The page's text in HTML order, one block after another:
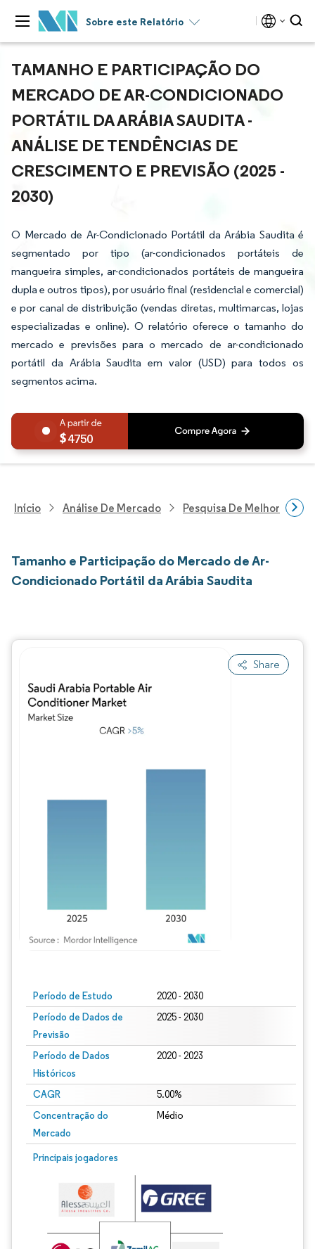
Sobre este Relatório
TAMANHO E PARTICIPAÇÃO DO
MERCADO DE AR-CONDICIONADO
PORTÁTIL DA ARÁBIA SAUDITA -
ANÁLISE DE TENDÊNCIAS DE
CRESCIMENTO E PREVISÃO (2025 -
2030)
O Mercado de Ar-Condicionado Portátil da Arábia Saudita é
segmentado por tipo (ar-condicionados portáteis de
mangueira simples, ar-condicionados portáteis de mangueira
dupla e outros tipos), por usuário final (residencial e comercial)
e por canal de distribuição (vendas diretas, multimarcas, lojas
especializadas e online). O relatório oferece o tamanho do
mercado e previsões para o mercado de ar-condicionado
portátil da Arábia Saudita em valor (USD) para todos os
segmentos acima.
4750
Início Análise De Mercado Pesquisa De Melhorias
Tamanho e Participação do Mercado de Ar-
Condicionado Portátil da Arábia Saudita
Share
Período de Estudo 2020 - 2030
Período de Dados de
Previsão
2025 - 2030
Período de Dados
Históricos
2020 - 2023
CAGR 5.00%
Concentração do
Mercado
Médio
Principais jogadores